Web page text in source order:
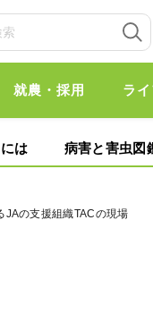
就農・採用 ラ
は 病害と害虫図
JAの支援組織TACの現場